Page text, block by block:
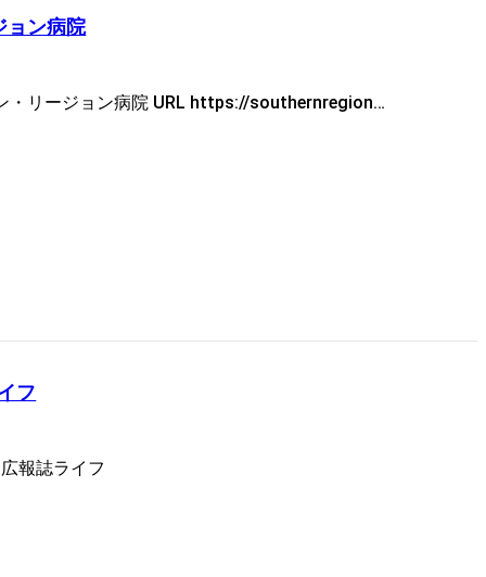
ン病院
リージョン病院 URL https://southernregion…
フ
報誌ライフ